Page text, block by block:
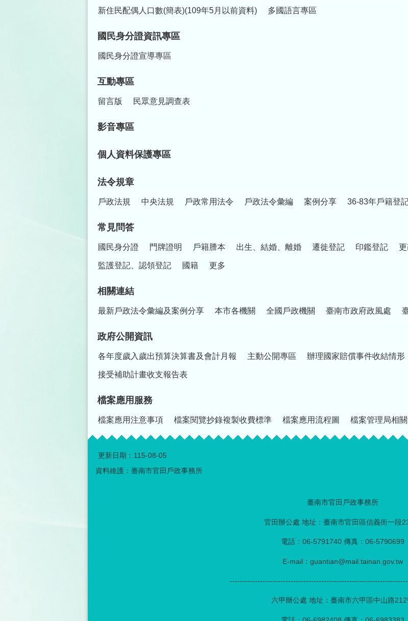
新住民配偶人口數(簡表)(109年5月以前資料) 多國語言專區
國民身分證資訊專區
國民身分證宣導專區
互動專區
留言版 民眾意見調查表
影音專區
個人資料保護專區
法令規章
戶政法規 中央法規 戶政常用法令 戶政法令彙編 案例分享 36-83年戶籍登
常見問答
國民身分證 門牌證明 戶籍謄本 出生、結婚、離婚 遷徙登記 印鑑登記
監護登記、認領登記 國籍 更多
相關連結
最新戶政法令彙編及案例分享 本市各機關 全國戶政機關 臺南市政府政風處
政府公開資訊
各年度歲入歲出預算決算書及會計月報 主動公開專區 辦理國家賠償事件收結情形
接受補助計畫收支報告表
檔案應用服務
檔案應用注意事項 檔案閱覽抄錄複製收費標準 檔案應用流程圖 檔案管理局相
更新日期： 115-08-05
資料維護：臺南市官田戶政事務所
臺南市官田戶政事務所
官田辦公處 地址：臺南市官田區信義街一段
電話：06-5791740 傳真：06-5790699
E-mail：guantian@mail.tainan.gov.tw
六甲辦公處 地址：臺南市六甲區中山路